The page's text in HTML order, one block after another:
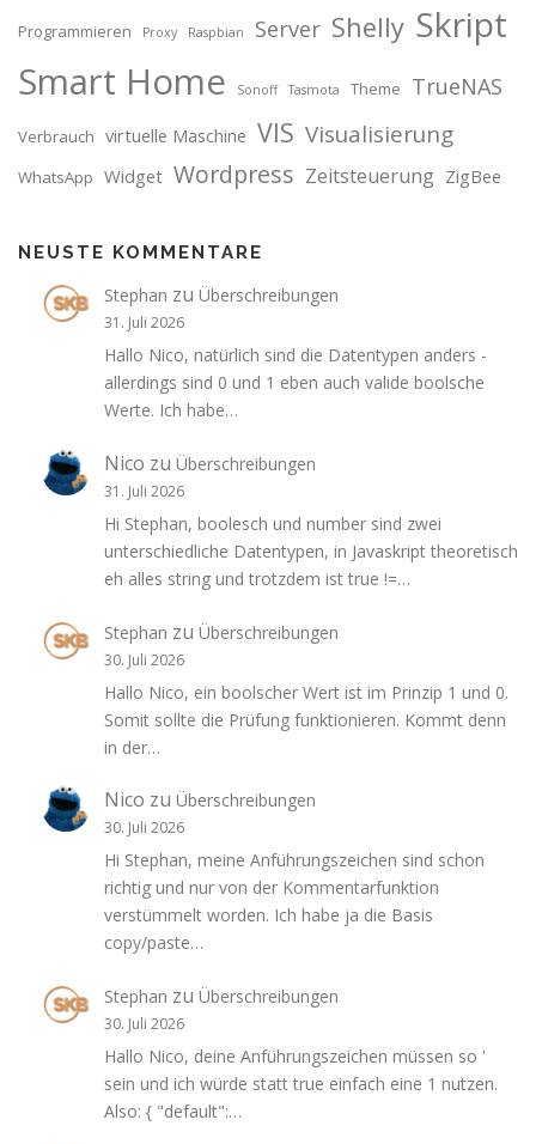
Programmieren Proxy Raspbian Server Shelly Skript
Smart Home Sonoff Tasmota Theme TrueNAS
Verbrauch virtuelle Maschine VIS Visualisierung
WhatsApp Widget Wordpress Zeitsteuerung ZigBee
NEUSTE KOMMENTARE
Stephan zu Überschreibungen
31. Juli 2026
Hallo Nico, natürlich sind die Datentypen anders -
allerdings sind 0 und 1 eben auch valide boolsche
Werte. Ich habe…
Nico zu Überschreibungen
31. Juli 2026
Hi Stephan, boolesch und number sind zwei
unterschiedliche Datentypen, in Javaskript theoretisch
eh alles string und trotzdem ist true !=…
Stephan zu Überschreibungen
30. Juli 2026
Hallo Nico, ein boolscher Wert ist im Prinzip 1 und 0.
Somit sollte die Prüfung funktionieren. Kommt denn
in der…
Nico zu Überschreibungen
30. Juli 2026
Hi Stephan, meine Anführungszeichen sind schon
richtig und nur von der Kommentarfunktion
verstümmelt worden. Ich habe ja die Basis
copy/paste…
Stephan zu Überschreibungen
30. Juli 2026
Hallo Nico, deine Anführungszeichen müssen so '
sein und ich würde statt true einfach eine 1 nutzen.
Also: { "default":…